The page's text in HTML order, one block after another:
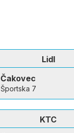
Lidl
Čakovec
Športska 7
KTC